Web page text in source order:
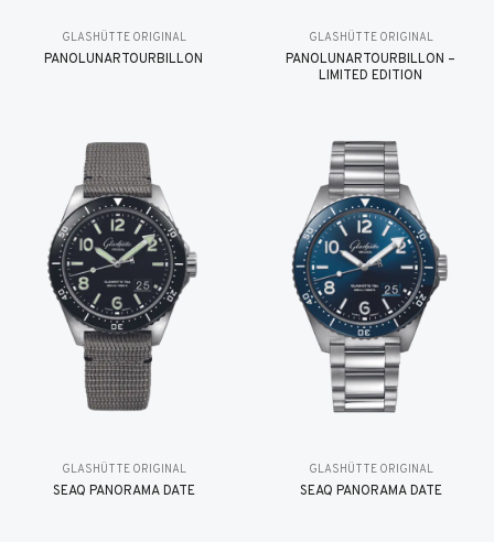
GLASHÜTTE ORIGINAL
PANOLUNARTOURBILLON
GLASHÜTTE ORIGINAL
PANOLUNARTOURBILLON –
LIMITED EDITION
GLASHÜTTE ORIGINAL
SEAQ PANORAMA DATE
GLASHÜTTE ORIGINAL
SEAQ PANORAMA DATE